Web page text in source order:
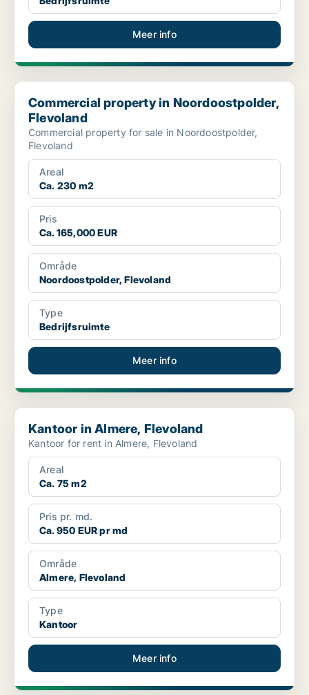
Meer info
Commercial property in Noordoostpolder, Flevoland
Commercial property in Noordoostpolder,
Flevoland
Commercial property for sale in Noordoostpolder,
Flevoland
Areal
Ca. 230 m2
Pris
Ca. 165,000 EUR
Område
Noordoostpolder, Flevoland
Type
Bedrijfsruimte
Meer info
Kantoor in Almere, Flevoland
Kantoor in Almere, Flevoland
Kantoor for rent in Almere, Flevoland
Areal
Ca. 75 m2
Pris pr. md.
Ca. 950 EUR pr md
Område
Almere, Flevoland
Type
Kantoor
Meer info